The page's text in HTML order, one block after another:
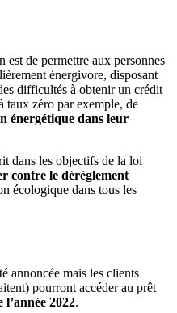
est de permettre aux personnes
énergivore, disposant
difficultés à obtenir un crédit
taux zéro par exemple, de
énergétique dans leur
dans les objectifs de la loi
contre le dérèglement
écologique dans tous les
annoncée mais les clients
pourront accéder au prêt
l’année 2022.